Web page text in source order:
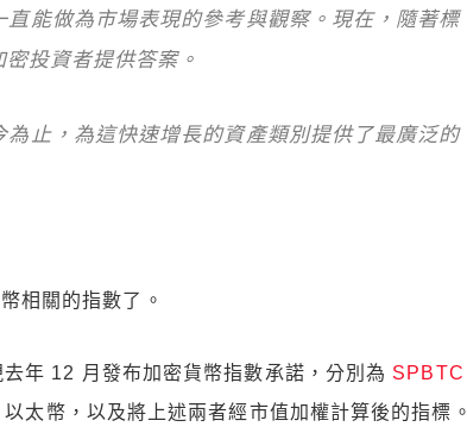
能做為市場表現的參考與觀察。現在，隨著標
投資者提供答案。
止，為這快速增長的資產類別提供了最廣泛的
相關的指數了。
年 12 月發布加密貨幣指數承諾，分別為 SPBTC
太幣，以及將上述兩者經市值加權計算後的指標。